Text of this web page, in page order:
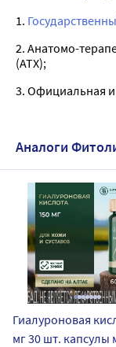
1.
2. Анатомо-
(ATX);
3. Официальная
Аналоги
Гиалуроновая
мг 30 шт. капсулы